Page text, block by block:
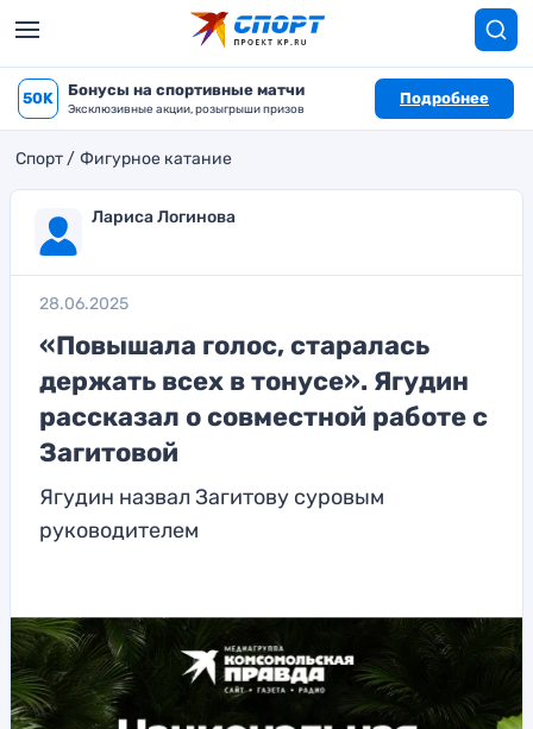
50K Бонусы на спортивные матчи
Эксклюзивные акции, розыгрыши призов
Подробнее
Спорт Фигурное катание
Лариса Логинова
28.06.2025
«Повышала голос, старалась
держать всех в тонусе». Ягудин
рассказал о совместной работе с
Загитовой
Ягудин назвал Загитову суровым
руководителем